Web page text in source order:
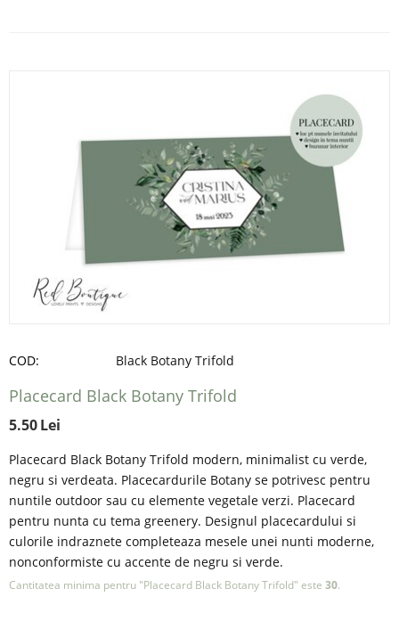
COD: Black Botany Trifold
Placecard Black Botany Trifold
5.50Lei
Placecard Black Botany Trifold modern, minimalist cu verde,
negru si verdeata. Placecardurile Botany se potrivesc pentru
nuntile outdoor sau cu elemente vegetale verzi. Placecard
pentru nunta cu tema greenery. Designul placecardului si
culorile indraznete completeaza mesele unei nunti moderne,
nonconformiste cu accente de negru si verde.
Cantitatea minima pentru "Placecard Black Botany Trifold" este 30.